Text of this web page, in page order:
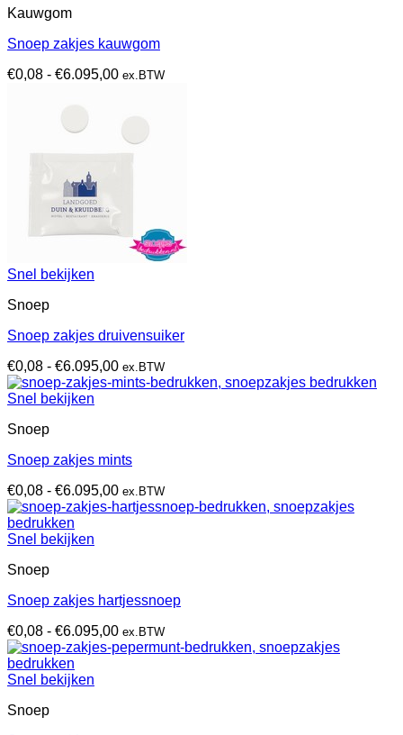
Kauwgom
Snoep zakjes kauwgom
€0,08 - €6.095,00Prijsklasse:
ex.BTW
Snel bekijken
Snoep
Snoep zakjes druivensuiker
€0,08 - €6.095,00Prijsklasse:
€0,08
ex.BTW
Snel bekijken
Snoep
Snoep zakjes mints
€0,08 - €6.095,00Prijsklasse:
€0,08
ex.BTW
Snel bekijken
Snoep
Snoep zakjes hartjessnoep
€0,08 - €6.095,00Prijsklasse:
€0,08
ex.BTW
Snel bekijken
Snoep